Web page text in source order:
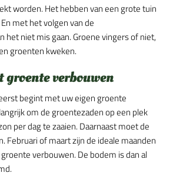
worden. Het hebben van een grote tuin
met het volgen van de
het niet mis gaan. Groene vingers of niet,
groenten kweken.
groente verbouwen
begint met uw eigen groente
om de groentezaden op een plek
per dag te zaaien. Daarnaast moet de
Februari of maart zijn de ideale maanden
verbouwen. De bodem is dan al